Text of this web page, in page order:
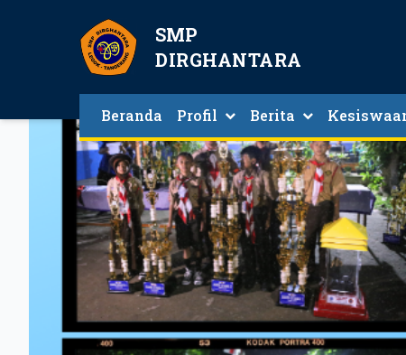
SMP
DIRGHANTARA
Beranda Profil Berita